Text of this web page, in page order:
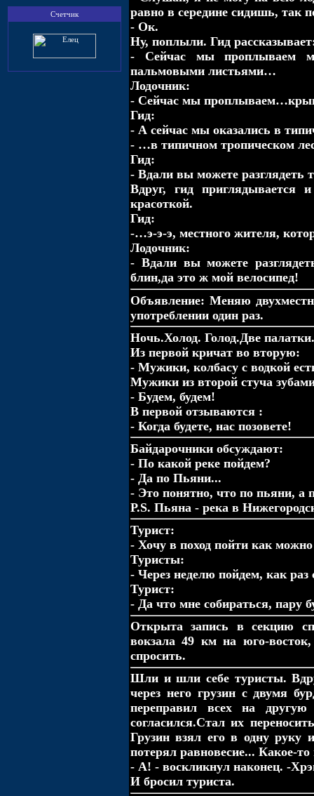
Счетчик
равно в середине сидишь, так
- Ок.
Ну, поплыли. Гид
- Сейчас мы проплываем
пальмовыми листьями…
Лодочник:
- Сейчас мы
Гид:
- А сейчас мы оказались в
- …в типичном тропическом
Гид:
- Вдали вы можете разглядеть
Вдруг, гид приглядывается
красоткой.
Гид:
-…э-э-э, местного жителя,
Лодочник:
- Вдали вы можете
блин,да это ж мой велосипед!
Объявление: Меняю
употреблении один раз.
Ночь.Холод. Голод.Две палатки.
Из первой кричат во вторую:
- Мужики, колбасу с водкой
Мужики из второй стуча
- Будем, будем!
В первой отзываются :
- Когда будете, нас позовете!
Байдаpочники обсуждают:
- По какой pеке пойдем?
- Да по Пьяни...
- Это понятно, что по пьяни, а
P.S. Пьяна - pека в
Турист:
- Хочу в поход пойти как можно
Туристы:
- Через неделю пойдем, как раз
Турист:
- Да что мне собираться, пару
Открыта запись в секцию
вокзала 49 км на юго-
спросить.
Шли и шли себе туристы.
через него грузин с двумя
переправил всех на
согласился.Стал их
Грузин взял его в одну руку
потерял равновесие... Какое-
- А! - воскликнул наконец. -
И бросил туриста.